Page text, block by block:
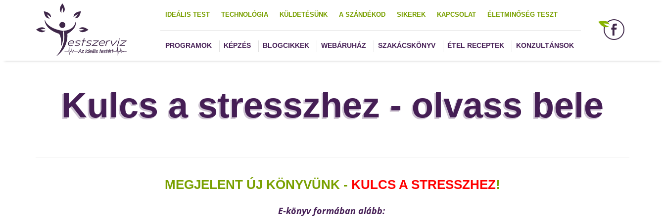
IDEÁLIS TEST TECHNOLÓGIA KÜLDETÉSÜNK A SZÁNDÉKOD SIKEREK KAPCSOLAT ÉLETMINŐSÉG TESZT
PROGRAMOK KÉPZÉS BLOGCIKKEK WEBÁRUHÁZ SZAKÁCSKÖNYV ÉTEL RECEPTEK KONZULTÁNSOK
Kulcs a stresszhez - olvass bele
MEGJELENT ÚJ KÖNYVÜNK - KULCS A STRESSZHEZ!
E-könyv formában alább: